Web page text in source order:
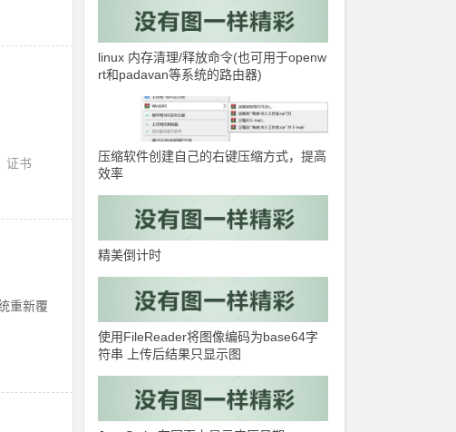
证书
重新覆
linux 内存清理/释放命令(也可用于openw
rt和padavan等系统的路由器)
压缩软件创建自己的右键压缩方式，提高
效率
精美倒计时
使用FileReader将图像编码为base64字
符串 上传后结果只显示图